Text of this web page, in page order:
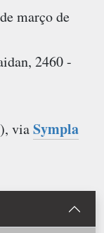
março de
2460 -
viaSympla